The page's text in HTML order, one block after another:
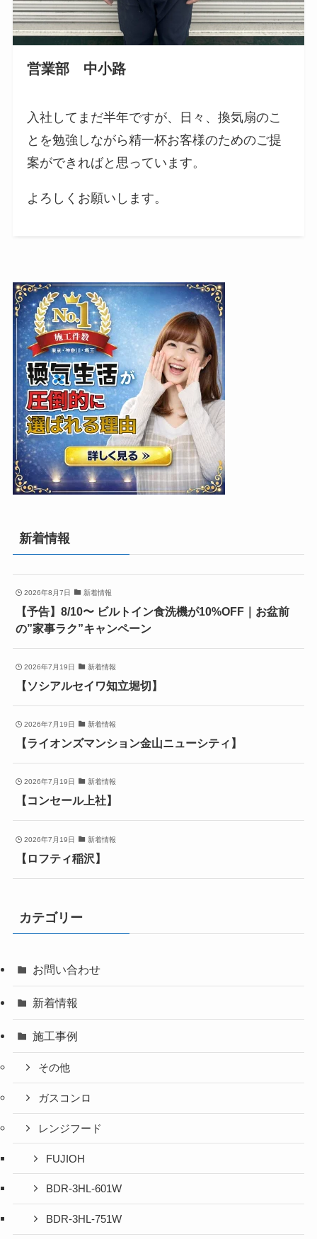
営業部 中小路
入社してまだ半年ですが、日々、換気扇のこ
とを勉強しながら精一杯お客様のためのご提
案ができればと思っています。
よろしくお願いします。
新着情報
2026年8月7日 新着情報
【予告】8/10〜 ビルトイン食洗機が10%OFF｜お盆前
の”家事ラク”キャンペーン
2026年7月19日 新着情報
【ソシアルセイワ知立堀切】
2026年7月19日 新着情報
【ライオンズマンション金山ニューシティ】
2026年7月19日 新着情報
【コンセール上社】
2026年7月19日 新着情報
【ロフティ稲沢】
カテゴリー
お問い合わせ
新着情報
施工事例
その他
ガスコンロ
レンジフード
FUJIOH
BDR-3HL-601W
BDR-3HL-751W